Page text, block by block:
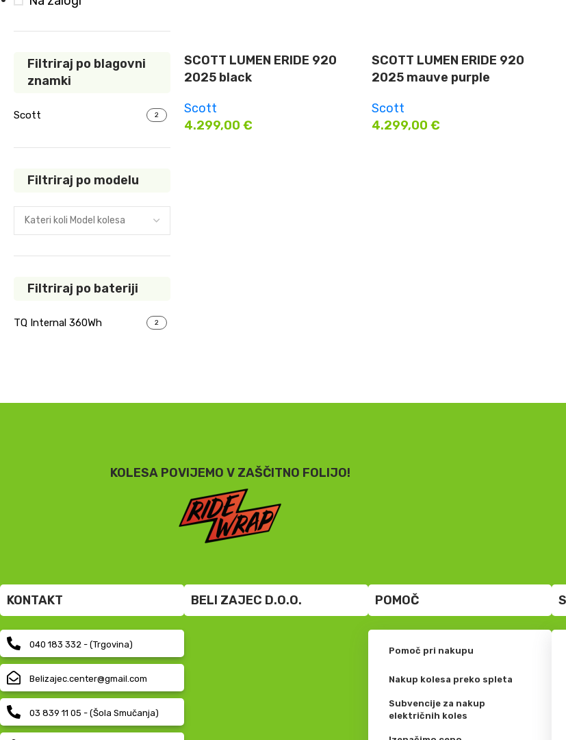
Filtriraj po blagovni
znamki
Scott 2
Filtriraj po modelu
Filtriraj po bateriji
TQ Internal 360Wh 2
SCOTT LUMEN ERIDE 920
2025 black
Scott
4.299,00 €
SCOTT LUMEN ERIDE 920
2025 mauve purple
Scott
4.299,00 €
KOLESA POVIJEMO V ZAŠČITNO FOLIJO!
KONTAKT
040 183 332 - (Trgovina)
Belizajec.center@gmail.com
03 839 11 05 - (Šola Smučanja)
BELI ZAJEC D.O.O. POMOČ
Pomoč pri nakupu
Nakup kolesa preko spleta
Subvencije za nakup
električnih koles